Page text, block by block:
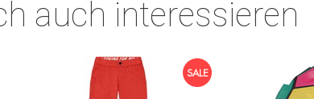
auch interessieren